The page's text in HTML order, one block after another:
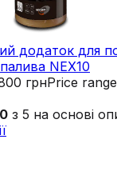
додаток для
NEX10
грнPrice
з 5 на основі